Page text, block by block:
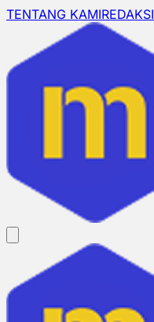
TENTANG KAMIREDAKSI